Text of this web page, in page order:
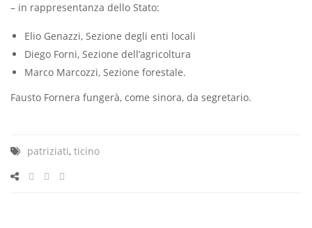
– in rappresentanza dello Stato:
Elio Genazzi, Sezione degli enti locali
Diego Forni, Sezione dell’agricoltura
Marco Marcozzi, Sezione forestale.
Fausto Fornera fungerà, come sinora, da segretario.
patriziati, ticino